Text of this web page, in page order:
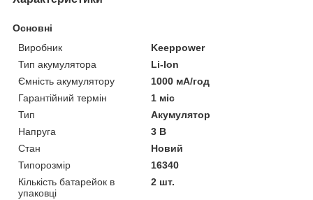
Основні
Виробник
Keeppower
Тип акумулятора
Li-Ion
Ємність акумулятору
1000 мА/год
Гарантійний термін
1 міс
Тип
Акумулятор
Напруга
3 В
Стан
Новий
Типорозмір
16340
Кількість батарейок в
упаковці
2 шт.